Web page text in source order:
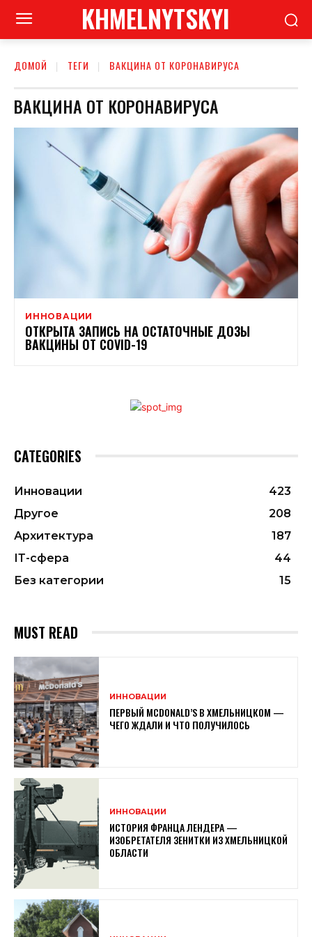
KHMELNYTSKYI
ДОМОЙ ТЕГИ ВАКЦИНА ОТ КОРОНАВИРУСА
ВАКЦИНА ОТ КОРОНАВИРУСА
ИННОВАЦИИ
ОТКРЫТА ЗАПИСЬ НА ОСТАТОЧНЫЕ ДОЗЫ
ВАКЦИНЫ ОТ COVID-19
CATEGORIES
Инновации
423
Другое
208
Архитектура
187
ІТ-сфера
44
Без категории
15
MUST READ
ИННОВАЦИИ
ПЕРВЫЙ MCDONALD’S В ХМЕЛЬНИЦКОМ —
ЧЕГО ЖДАЛИ И ЧТО ПОЛУЧИЛОСЬ
ИННОВАЦИИ
ИСТОРИЯ ФРАНЦА ЛЕНДЕРА —
ИЗОБРЕТАТЕЛЯ ЗЕНИТКИ ИЗ ХМЕЛЬНИЦКОЙ
ОБЛАСТИ